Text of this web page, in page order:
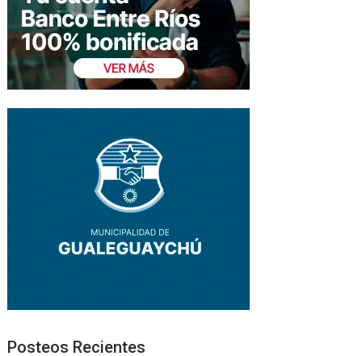
Posteos Recientes